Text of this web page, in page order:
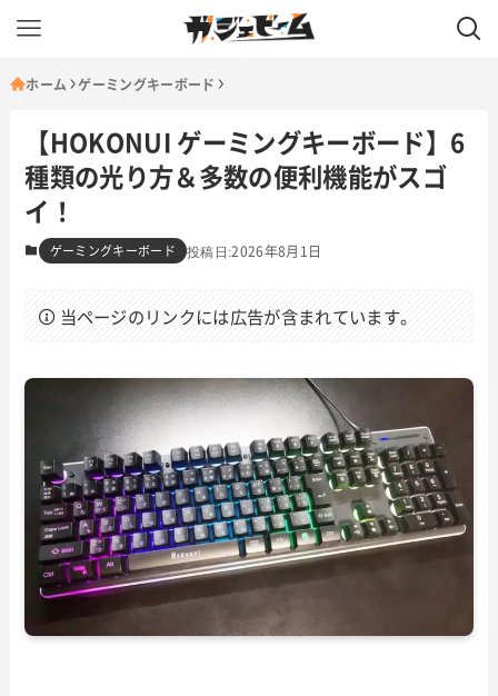
ホーム ゲーミングキーボード
【HOKONUI ゲーミングキーボード】6
種類の光り方＆多数の便利機能がスゴ
イ！
ゲーミングキーボード 2026年8月1日
当ページのリンクには広告が含まれています。